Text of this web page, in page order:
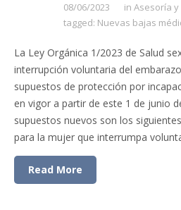
08/06/2023 in Asesoría
tagged: Nuevas bajas
La Ley Orgánica 1/2023 de Salud
interrupción voluntaria del
supuestos de protección por
en vigor a partir de este 1 de junio
supuestos nuevos son los
para la mujer que interrumpa
Read More